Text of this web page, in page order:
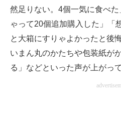
然足りない。4個一気に食べ
ゃって20個追加購入した」「
と大箱にすりゃよかったと後
いまん丸のかたちや包装紙が
る」などといった声が上がっ